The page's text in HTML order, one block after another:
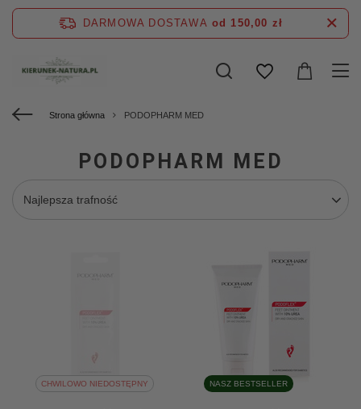
DARMOWA DOSTAWA od 150,00 zł
Strona główna PODOPHARM MED
PODOPHARM MED
Najlepsza trafność
CHWILOWO NIEDOSTĘPNY NASZ BESTSELLER